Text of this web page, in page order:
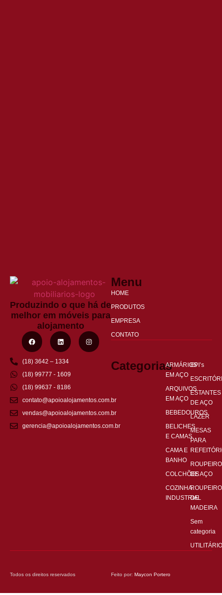
Produzindo o que há de
melhor em móveis para
alojamento
(18) 3642 – 1334
(18) 99777 - 1609
(18) 99637 - 8186
contato@apoioalojamentos.com.br
vendas@apoioalojamentos.com.br
gerencia@apoioalojamentos.com.br
Menu
HOME
PRODUTOS
EMPRESA
CONTATO
CategoriasARMÁRIOS
EM AÇO
ARQUIVOS
EM AÇO
BEBEDOUROS
BELICHES
E CAMAS
CAMA E
BANHO
COLCHÕES
COZINHA
INDUSTRIAL
EPI’s
ESTANTES
DE AÇO
LAZER
MESAS
PARA
DE AÇO
DE
MADEIRA
Sem
categoria
Todos os direitos reservados Feito por: Maycon Portero